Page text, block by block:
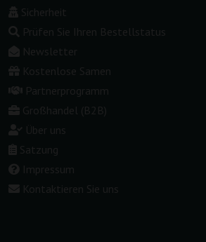
Sicherheit
Prüfen Sie Ihren Bestellstatus
Newsletter
Kostenlose Samen
Partnerprogramm
Großhandel (B2B)
Über uns
Satzung
Impressum
Kontaktieren Sie uns